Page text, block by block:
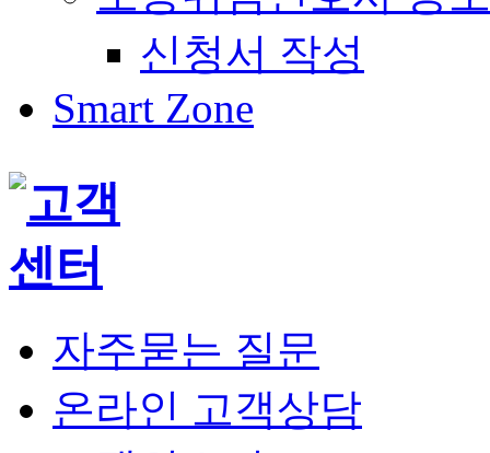
신청서 작성
Smart Zone
자주묻는 질문
온라인 고객상담